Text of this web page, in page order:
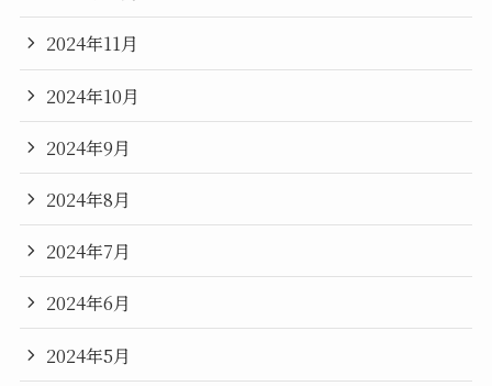
2024年11月
2024年10月
2024年9月
2024年8月
2024年7月
2024年6月
2024年5月